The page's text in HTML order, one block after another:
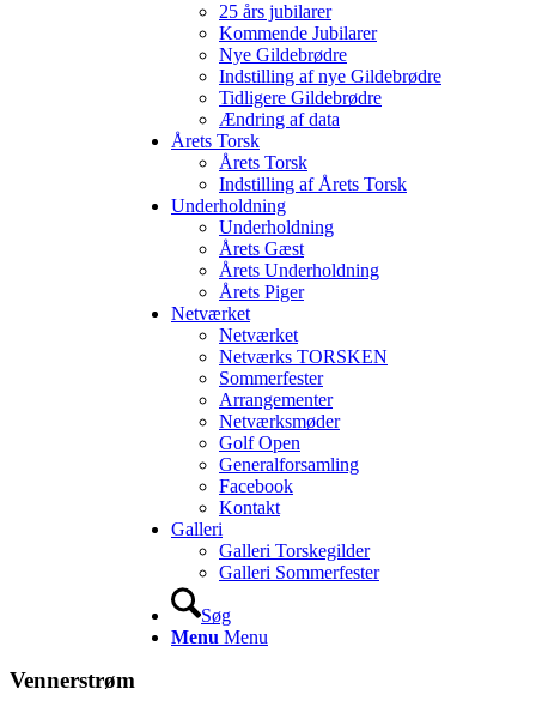
25 års jubilarer
Kommende Jubilarer
Nye Gildebrødre
Indstilling af nye Gildebrødre
Tidligere Gildebrødre
Ændring af data
Årets Torsk
Årets Torsk
Indstilling af Årets Torsk
Underholdning
Underholdning
Årets Gæst
Årets Underholdning
Årets Piger
Netværket
Netværket
Netværks TORSKEN
Sommerfester
Arrangementer
Netværksmøder
Golf Open
Generalforsamling
Facebook
Kontakt
Galleri
Galleri Torskegilder
Galleri Sommerfester
Søg
Menu Menu
Vennerstrøm